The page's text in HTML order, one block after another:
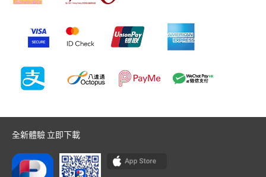
全新體驗 立即下載